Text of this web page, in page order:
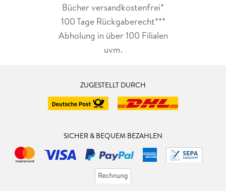
Bücher versandkostenfrei*
100 Tage Rückgaberecht***
Abholung in über 100 Filialen
uvm.
ZUGESTELLT DURCH
SICHER & BEQUEM BEZAHLEN